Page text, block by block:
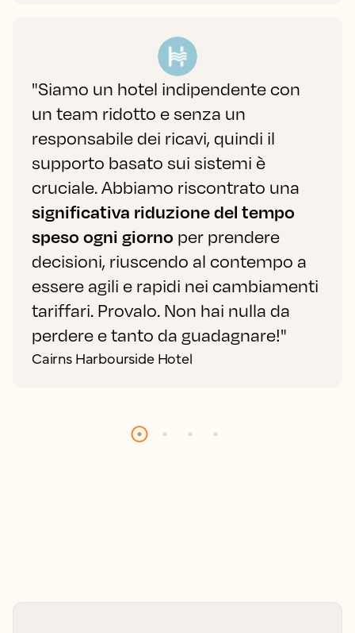
"Siamo un hotel indipendente con
un team ridotto e senza un
responsabile dei ricavi, quindi il
supporto basato sui sistemi è
cruciale. Abbiamo riscontrato una
significativa riduzione del tempo
speso ogni giorno per prendere
decisioni, riuscendo al contempo a
essere agili e rapidi nei cambiamenti
tariffari. Provalo. Non hai nulla da
perdere e tanto da guadagnare!"
Cairns Harbourside Hotel